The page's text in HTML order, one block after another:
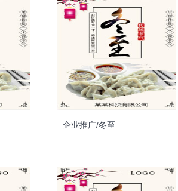
企业推广/冬至